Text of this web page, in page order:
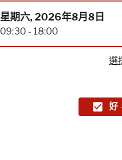
星期六, 2026年8月8日
09:30 - 18:00
選
好